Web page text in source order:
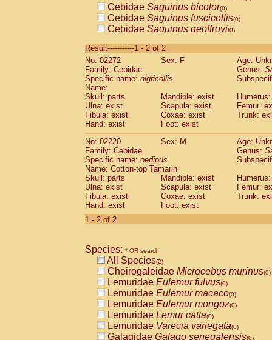
Cebidae Saguinus bicolor(0)
Cebidae Saguinus fuscicollis(0)
Cebidae Saguinus geoffroyi(0)
CebidaeSaguinus labiatus(0)
Cebidae Saguinus leucopus (0)
Cebidae
CebidaeSaguinus mystax
Cebidae Saguinus nigricollis (1)
Cebidae Saguinus oedipus
Cebidae Saguinus weddelli
Cebidae Saguinusspp.
Cebidae Aotus trivirgatus
Cebidae
CebidaeCebus apella
Cebidae Cebus capucinus
Cebidae Cebus nigrivittatus
Cebidae Cebusspp.(0)
Cebidae Saimiri boliviensis
CebidaeSaimiri sciureus(0)
AtelidaeAlouatta caraya(0)
Atelidae Alouatta seniculus
AtelidaeAlouatta
AtelidaeAteles belzebuth(0)
AtelidaeAteles geoffroyi(0)
AtelidaeAteles paniscus(0)
AtelidaeAtelesspp. (0)
AtelidaeLagothrix lagothricha
AtelidaeLagothrix lagothricha cana
PitheciidaeCacajao calvus
Result-----------1 - 2 of 2
No: 02272
Sex: F
Age:
Family: Cebidae
Genus:
Specific name: nigricollis
Name:
Skull: parts
Mandible: exist
Ulna: exist
Scapula: exist
Femur:
Fibula: exist
Coxae: exist
Trunk:
Hand: exist
Foot: exist
No: 02220
Sex: M
Age:
Family: Cebidae
Genus:
Specific name: oedipus
Name: Cotton-top Tamarin
Skull: parts
Mandible: exist
Ulna: exist
Scapula: exist
Femur:
Fibula: exist
Coxae: exist
Trunk:
Hand: exist
Foot: exist
1 - 2 of 2
Species: * OR search
All Species(2)
Cheirogaleidae Microcebus murinus(0)
Lemuridae Eulemur fulvus(0)
Lemuridae Eulemur macaco(0)
Lemuridae Eulemur mongoz(0)
Lemuridae Lemur catta(0)
Lemuridae Varecia variegata(0)
Galagidae Galago senegalensis(0)